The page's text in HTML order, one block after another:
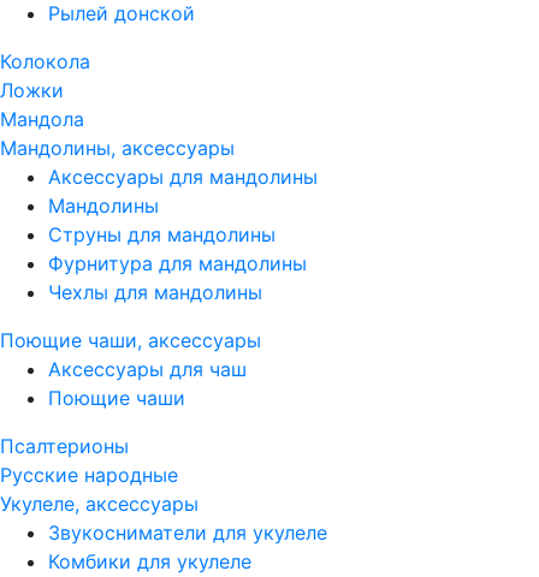
Рылей донской
Колокола
Ложки
Мандола
Мандолины, аксессуары
Аксессуары для мандолины
Мандолины
Струны для мандолины
Фурнитура для мандолины
Чехлы для мандолины
Поющие чаши, аксессуары
Аксессуары для чаш
Поющие чаши
Псалтерионы
Русские народные
Укулеле, аксессуары
Звукосниматели для укулеле
Комбики для укулеле